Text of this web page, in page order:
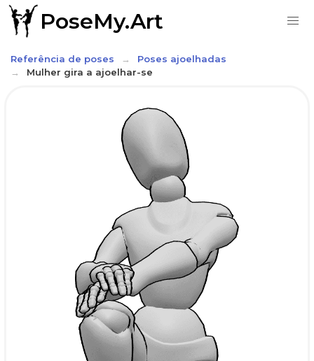
PoseMy.Art
Referência de poses
Poses ajoelhadas
Mulher gira a ajoelhar-se